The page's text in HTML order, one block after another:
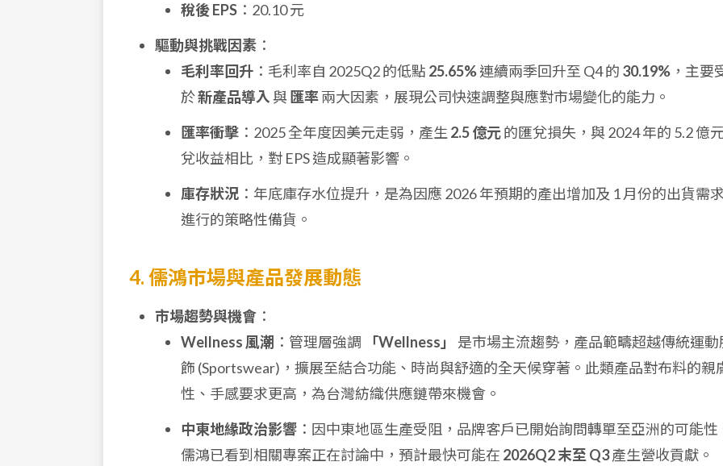
稅後 EPS ：20.10 元
驅動與挑戰因素 ：
毛利率回升 ：毛利率自 2025Q2 的低點 25.65%連續兩季回升至 Q4 的 30.19% ，主要
於新產品導入與 匯率兩大因素，展現公司快速調整與應對市場變化的能力。
匯率衝擊 ：2025 全年度因美元走弱，產生 2.5 億元的匯兌損失，與 2024 年的 5.2 億
兌收益相比，對 EPS 造成顯著影響。
庫存狀況 ：年底庫存水位提升，是為因應 2026 年預期的產出增加及 1 月份的出貨需
進行的策略性備貨。
4. 儒鴻市場與產品發展動態
市場趨勢與機會 ：
Wellness 風潮 ：管理層強調 「Wellness」
是市場主流趨勢，產品範疇超越傳統運動
飾 (Sportswear)，擴展至結合功能、時尚與舒適的全天候穿著。此類產品對布料的親
性、手感要求更高，為台灣紡織供應鏈帶來機會。
中東地緣政治影響 ：因中東地區生產受阻，品牌客戶已開始詢問轉單至亞洲的可能性
儒鴻已看到相關專案正在討論中，預計最快可能在 2026Q2 末至 Q3產生營收貢獻。